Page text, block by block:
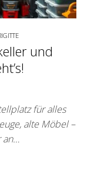
und
für alles
alte Möbel –
an…